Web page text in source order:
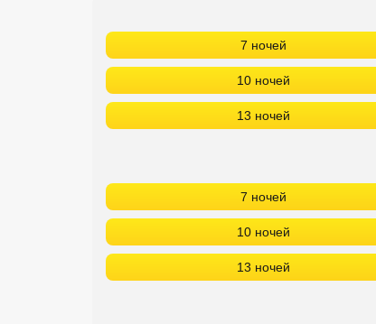
7 ночей
10 ночей
13 ночей
7 ночей
10 ночей
13 ночей
Сетевые отели Сейшел
Сетевые отели Маврикия